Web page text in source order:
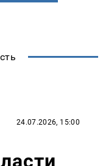
24.07.2026, 15:00